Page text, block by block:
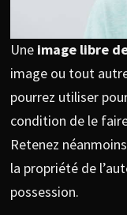
Une image libre
image ou tout
pourrez utiliser
condition de le
Retenez
la propriété de
possession.